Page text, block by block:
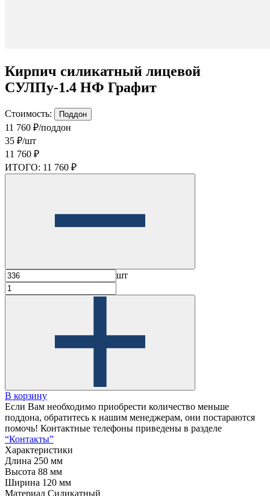
Кирпич силикатный лицевой
СУЛПу-1.4 НФ Графит
Стоимость: Поддон
11 760 ₽/поддон
35 ₽/шт
11 760 ₽
ИТОГО: 11 760 ₽
шт
В корзину
Если Вам необходимо приобрести количество меньше
поддона, обратитесь к нашим менеджерам, они постараются
помочь! Контактные телефоны приведены в разделе
“Контакты”
Характеристики
Длина 250 мм
Высота 88 мм
Ширина 120 мм
Материал Силикатный